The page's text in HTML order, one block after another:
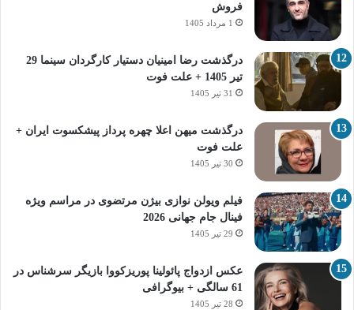
فروش
1 مرداد 1405
درگذشت رضا امینیان دستیار کارگردان سینما 29
تیر 1405 + علت فوت
31 تیر 1405
درگذشت میهن اعلا چهره پرداز پیشکسوت ایران +
علت فوت
30 تیر 1405
فیلم ویولن نوازی بیژن مرتضوی در مراسم ویژه
فینال جام جهانی 2026
29 تیر 1405
عکس ازدواج پائولینا پوریزکووا بازیگر سرشناس در
61 سالگی + بیوگرافی
28 تیر 1405